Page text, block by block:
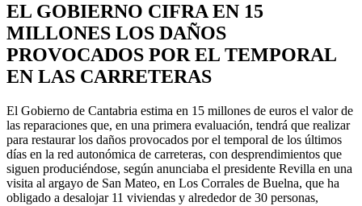
EL GOBIERNO CIFRA EN 15
MILLONES LOS DAÑOS
PROVOCADOS POR EL TEMPORAL
EN LAS CARRETERAS
El Gobierno de Cantabria estima en 15 millones de euros el valor de
las reparaciones que, en una primera evaluación, tendrá que realizar
para restaurar los daños provocados por el temporal de los últimos
días en la red autonómica de carreteras, con desprendimientos que
siguen produciéndose, según anunciaba el presidente Revilla en una
visita al argayo de San Mateo, en Los Corrales de Buelna, que ha
obligado a desalojar 11 viviendas y alrededor de 30 personas,